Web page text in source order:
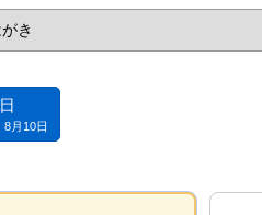
8月10日